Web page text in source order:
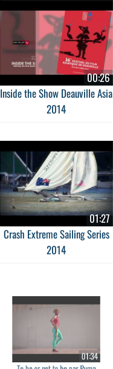
00:26
Inside the Show Deauville Asia
2014
01:27
Crash Extreme Sailing Series
2014
01:34